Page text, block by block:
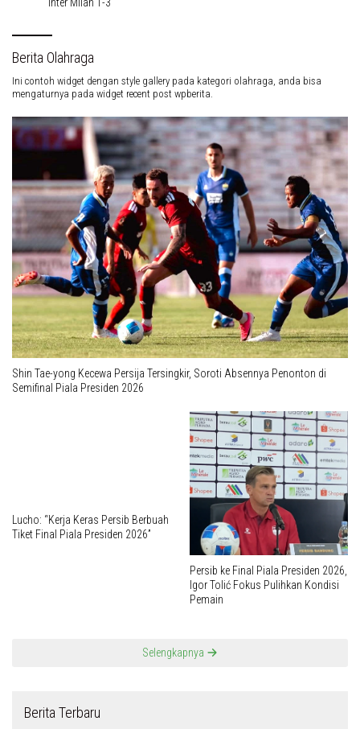
Berita Olahraga
Ini contoh widget dengan style gallery pada kategori olahraga, anda bisa
mengaturnya pada widget recent post wpberita.
Shin Tae-yong Kecewa Persija Tersingkir, Soroti Absennya Penonton di
Semifinal Piala Presiden 2026
Lucho: “Kerja Keras Persib Berbuah
Tiket Final Piala Presiden 2026”
Persib ke Final Piala Presiden 2026,
Igor Tolić Fokus Pulihkan Kondisi
Pemain
Selengkapnya
Berita Terbaru